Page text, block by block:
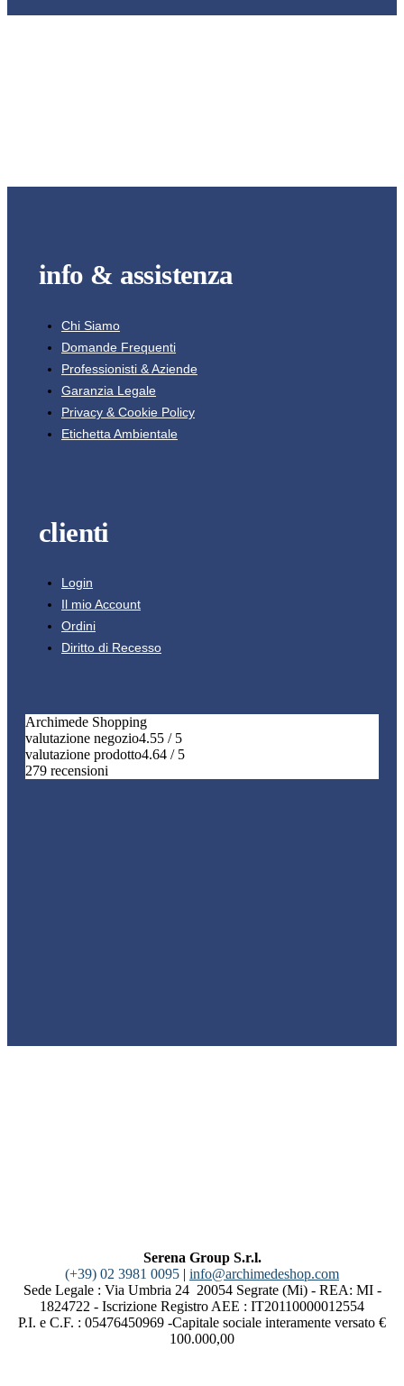
info & assistenza
Chi Siamo
Domande Frequenti
Professionisti & Aziende
Garanzia Legale
Privacy & Cookie Policy
Etichetta Ambientale
clienti
Login
Il mio Account
Ordini
Diritto di Recesso
Archimede Shopping
valutazione negozio4.55 / 5
valutazione prodotto4.64 / 5
279 recensioni
Serena Group S.r.l.
(+39) 02 3981 0095 | info@archimedeshop.com
Sede Legale : Via Umbria 24 20054 Segrate (Mi) - REA: MI -
1824722 - Iscrizione Registro AEE : IT20110000012554
P.I. e C.F. : 05476450969 -Capitale sociale interamente versato €
100.000,00